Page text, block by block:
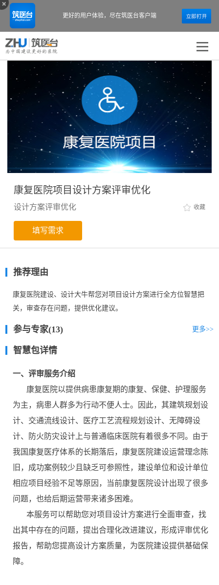
康复医院项目设计方案评审优化
设计方案评审优化 收藏
填写需求
推荐理由
康复医院建设、设计大牛帮您对项目设计方案进行全方位智慧把
关，审查存在问题，提供优化建议。
参与专家(13) 更多>>
智慧包详情
一、评审服务介绍
康复医院以提供病患康复期的康复、保健、护理服务
为主，病患人群多为行动不便人士。因此，其建筑规划设
计、交通流线设计、医疗工艺流程规划设计、无障碍设
计、防火防灾设计上与普通临床医院有着很多不同。由于
我国康复医疗体系的长期落后，康复医院建设运营理念陈
旧，成功案例较少且缺乏可参照性，建设单位和设计单位
相应项目经验不足等原因，当前康复医院设计出现了很多
问题，也给后期运营带来诸多困难。
本服务可以帮助您对项目设计方案进行全面审查，找
出其中存在的问题，提出合理化改进建议，形成评审优化
报告，帮助您提高设计方案质量，为医院建设提供基础保
障。
更好的用户体验， 尽在筑医台客户端